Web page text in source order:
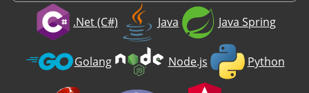
.Net (C#) Java Java Spring
Golang Node.js Python